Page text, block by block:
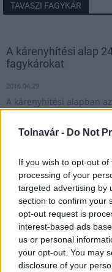
Tolnavár - Do Not
If you wish to opt-out
processing of your
targeted advertising by
section to confirm your
opt-out request is
interest-based ads
us or personal
your opt-out. You may
disclosure of your
TAVASZI FAGYKÁR
A kárenyhítési alap
fagykárokat
2016.04.29
A kárenyhítési alapban
1
HÍRLEVÉL
Név